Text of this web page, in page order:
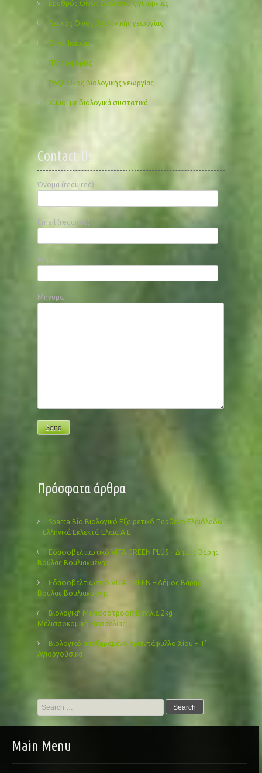
Ερυθρός Οίνος βιολογικής γεωργίας
Λευκός Οίνος βιολογικής γεωργίας
Οίνοι Ικαρίας
Πληροφορίες
Ροζε οίνος βιολογικής γεωργίας
Χυμοί με βιολογικά συστατικά
Contact Us
Όνομα (required)
Email (required)
Θέμα
Μήνυμα
Πρόσφατα άρθρα
Sparta Bio Βιολογικό Εξαιρετικό Παρθένο Ελαιόλαδο
– Ελληνικά Εκλεκτά Έλαια Α.Ε.
Εδαφοβελτιωτικό VITA GREEN PLUS – Δήμος Βάρης
Βούλας Βουλιαγμένης
Εδαφοβελτιωτικό VITA GREEN – Δήμος Βάρης
Βούλας Βουλιαγμένης
Βιολογική Μελισσοτροφή Βανίλια 2kg –
Μελισσοκομική Θεσσαλίας
Βιολογικό αποξηραμένο τριαντάφυλλο Χίου – Τ’
Αγιοργούσικα
Search
for:
Main Menu